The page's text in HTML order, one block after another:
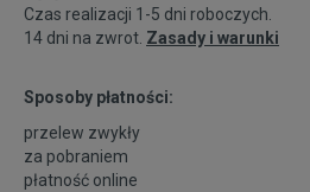
Czas realizacji 1-5 dni roboczych.
14 dni na zwrot. Zasady i warunki
Sposoby płatności:
przelew zwykły
za pobraniem
płatność online